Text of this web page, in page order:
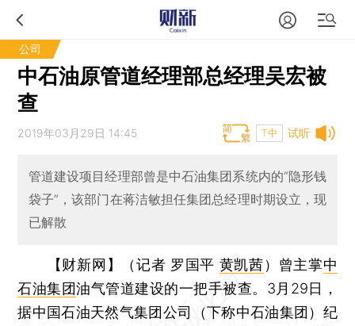
公司
中石油原管道经理部总经理吴宏被
查
试听
2019年03月29日 14:45 T中
管道建设项目经理部曾是中石油集团系统内的“隐形钱
袋子”，该部门在蒋洁敏担任集团总经理时期设立，现
已解散
【财新网】（记者 罗国平 黄凯茜） 曾主掌中
石油集团油气管道建设的一把手被查。3月29日，
据中国石油天然气集团公司（下称中石油集团）纪